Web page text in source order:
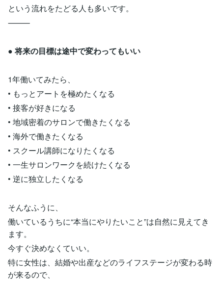
という流れをたどる人も多いです。
⸻
●将来の目標は途中で変わってもいい
1年働いてみたら、
• もっとアートを極めたくなる
• 接客が好きになる
• 地域密着のサロンで働きたくなる
• 海外で働きたくなる
• スクール講師になりたくなる
• 一生サロンワークを続けたくなる
• 逆に独立したくなる
そんなふうに、
働いているうちに“本当にやりたいこと”は自然に見えてき
ます。
今すぐ決めなくていい。
特に女性は、結婚や出産などのライフステージが変わる時
が来るので、